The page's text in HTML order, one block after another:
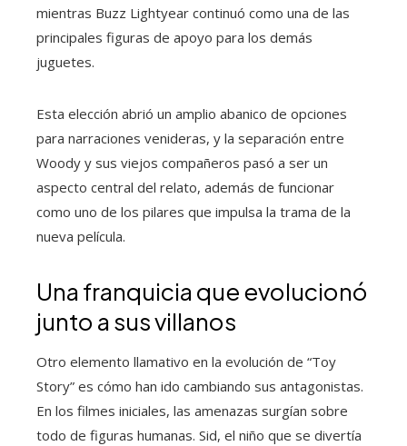
mientras Buzz Lightyear continuó como una de las
principales figuras de apoyo para los demás
juguetes.
Esta elección abrió un amplio abanico de opciones
para narraciones venideras, y la separación entre
Woody y sus viejos compañeros pasó a ser un
aspecto central del relato, además de funcionar
como uno de los pilares que impulsa la trama de la
nueva película.
Una franquicia que evolucionó
junto a sus villanos
Otro elemento llamativo en la evolución de “Toy
Story” es cómo han ido cambiando sus antagonistas.
En los filmes iniciales, las amenazas surgían sobre
todo de figuras humanas. Sid, el niño que se divertía